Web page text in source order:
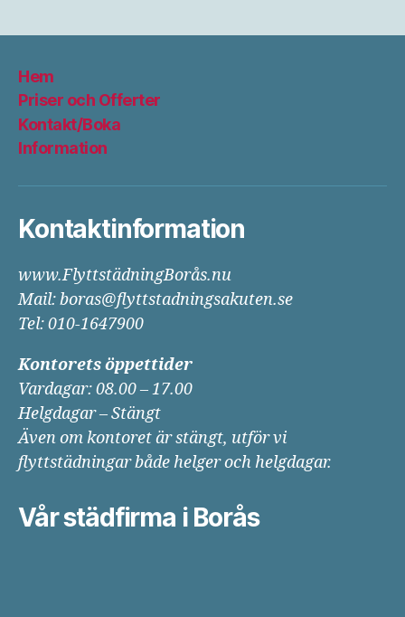
Hem
Priser och Offerter
Kontakt/Boka
Information
Kontaktinformation
www.FlyttstädningBorås.nu
Mail: boras@flyttstadningsakuten.se
Tel: 010-1647900
Kontorets öppettider
Vardagar: 08.00 – 17.00
Helgdagar – Stängt
Även om kontoret är stängt, utför vi
flyttstädningar både helger och helgdagar.
Vår städfirma i Borås